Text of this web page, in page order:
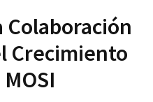
Crecimiento